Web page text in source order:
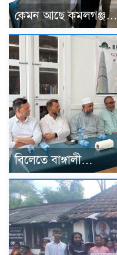
কেমন আছে কমলগঞ্জ…
বিলেতে বাঙ্গালী…